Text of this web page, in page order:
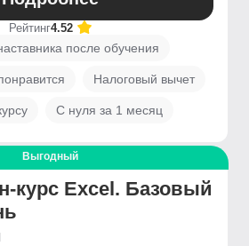
Рейтинг4.52
после обучения
Налоговый вычет
С нуля за 1 месяц
Выгодный
курс Excel. Базовый